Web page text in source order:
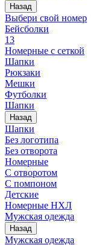
Назад
Выбери свой номер
Бейсболки
13
Номерные с сеткой
Шапки
Рюкзаки
Мешки
Футболки
Шапки
Назад
Шапки
Без логотипа
Без отворота
Номерные
С отворотом
С помпоном
Детские
Номерные НХЛ
Мужская одежда
Назад
Мужская одежда